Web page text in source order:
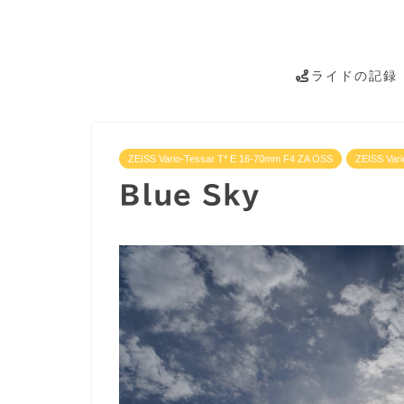
ライドの記録
ZEISS Vario-Tessar T* E 16-70mm F4 ZA OSS ZEISS
Blue Sky